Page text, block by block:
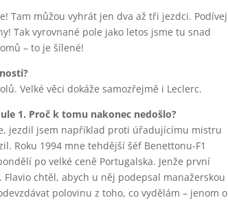
Tam můžou vyhrát jen dva až tři jezdci. Podívej
Tak vyrovnané pole jako letos jsme tu snad
– to je šílené!
Velké věci dokáže samozřejmě i Leclerc.
1. Proč k tomu nakonec nedošlo?
jezdil jsem například proti úřadujícímu mistru
Roku 1994 mne tehdější šéf Benettonu-F1
po velké ceně Portugalska. Jenže první
chtěl, abych u něj podepsal manažerskou
polovinu z toho, co vydělám – jenom o